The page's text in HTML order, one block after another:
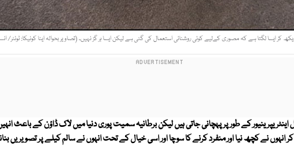
کر ایسا لگتا ہے کہ مصوری کےلیے کوئی روشنائی استعمال کی گئی ہے لیکن ایسا ہر گز نہیں۔ (تصاویر بحوالہ اینا کونیکا: ٹوئٹر/
کے طور پر پہچانی جاتی ہیں لیکن برطانیہ سمیت پوری دنیا میں لاک ڈاؤن کے باعث
کر انہوں نے کچھ نیا اور منفرد کرنے کا سوچا اور اسی خیال کے تحت انہوں نے سالم کیلے پر تصویریں